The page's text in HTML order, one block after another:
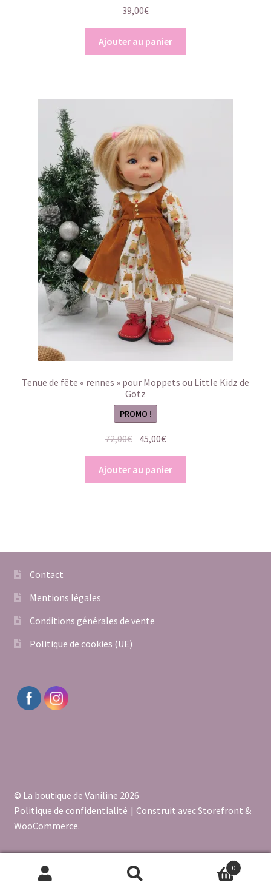
39,00€
Ajouter au panier
Tenue de fête « rennes » pour Moppets ou Little Kidz de
Götz
PROMO !
72,00€ Le
initial
était :
45,00€Le
actuel
est :
Ajouter au panier
Contact
Mentions légales
Conditions générales de vente
Politique de cookies (UE)
© La boutique de Vaniline 2026
Politique de confidentialité
Construit avec Storefront &
WooCommerce.
0